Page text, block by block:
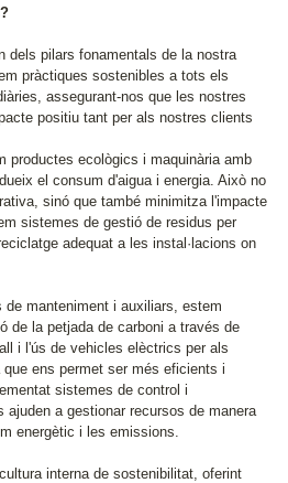
dels pilars fonamentals de la nostra
pràctiques sostenibles a tots els
assegurant-nos que les nostres
positiu tant per als nostres clients
productes ecològics i maquinària amb
el consum d'aigua i energia. Això no
sinó que també minimitza l'impacte
sistemes de gestió de residus per
adequat a les instal·lacions on
manteniment i auxiliars, estem
de la petjada de carboni a través de
i l'ús de vehicles elèctrics per als
ens permet ser més eficients i
sistemes de control i
ajuden a gestionar recursos de manera
energètic i les emissions.
interna de sostenibilitat, oferint